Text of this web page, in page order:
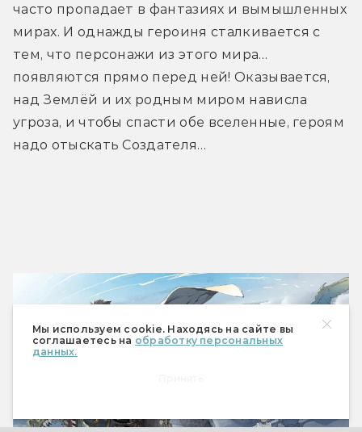
Мы используем cookie. Находясь на сайте вы
соглашаетесь на обработку персональных
данных.
часто пропадает в фантазиях и вымышленных
мирах. И однажды героиня сталкивается с
тем, что персонажи из этого мира…
появляются прямо перед ней! Оказывается,
над Землёй и их родным миром нависла
угроза, и чтобы спасти обе вселенные, героям
надо отыскать Создателя…